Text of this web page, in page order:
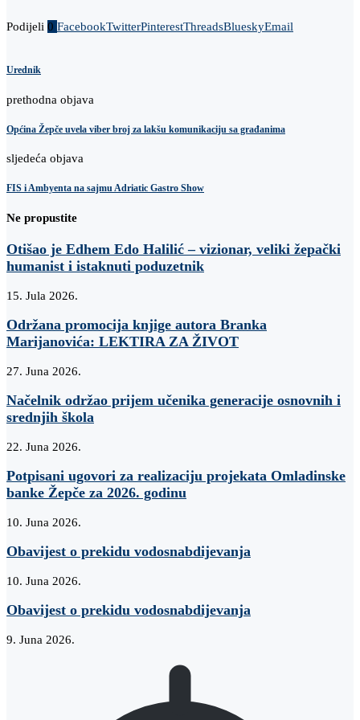
Podijeli 0 FacebookTwitterPinterestThreadsBlueskyEmail
Urednik
prethodna objava
Općina Žepče uvela viber broj za lakšu komunikaciju sa građanima
sljedeća objava
FIS i Ambyenta na sajmu Adriatic Gastro Show
Ne propustite
Otišao je Edhem Edo Halilić – vizionar, veliki žepački
humanist i istaknuti poduzetnik
15. Jula 2026.
Održana promocija knjige autora Branka
Marijanovića: LEKTIRA ZA ŽIVOT
27. Juna 2026.
Načelnik održao prijem učenika generacije osnovnih i
srednjih škola
22. Juna 2026.
Potpisani ugovori za realizaciju projekata Omladinske
banke Žepče za 2026. godinu
10. Juna 2026.
Obavijest o prekidu vodosnabdijevanja
10. Juna 2026.
Obavijest o prekidu vodosnabdijevanja
9. Juna 2026.